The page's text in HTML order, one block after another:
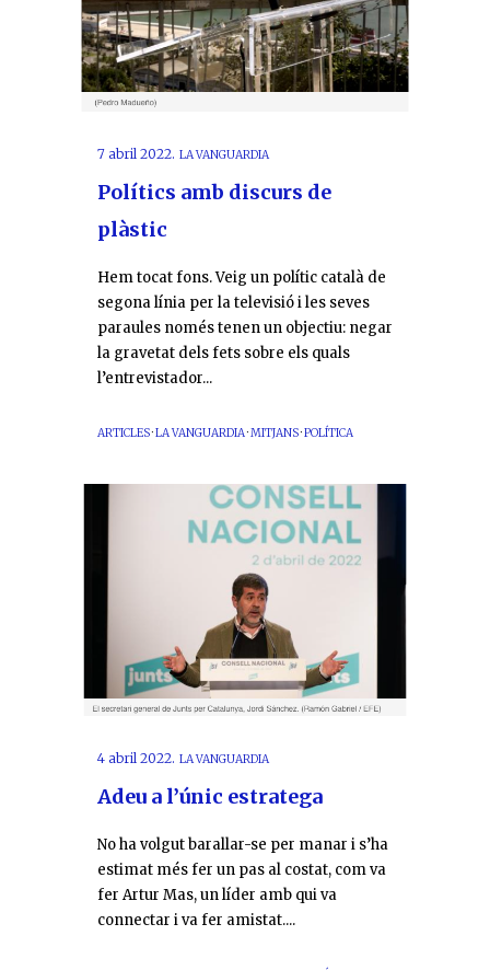
7 abril 2022. LA VANGUARDIA
Polítics amb discurs de
plàstic
Hem tocat fons. Veig un polític català de
segona línia per la televisió i les seves
paraules només tenen un objectiu: negar
la gravetat dels fets sobre els quals
l’entrevistador...
ARTICLES·LA VANGUARDIA·MITJANS·POLÍTICA
4 abril 2022. LA VANGUARDIA
Adeu a l’únic estratega
No ha volgut barallar-se per manar i s’ha
estimat més fer un pas al costat, com va
fer Artur Mas, un líder amb qui va
connectar i va fer amistat....